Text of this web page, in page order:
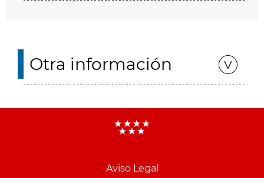
Otra información
Aviso Legal